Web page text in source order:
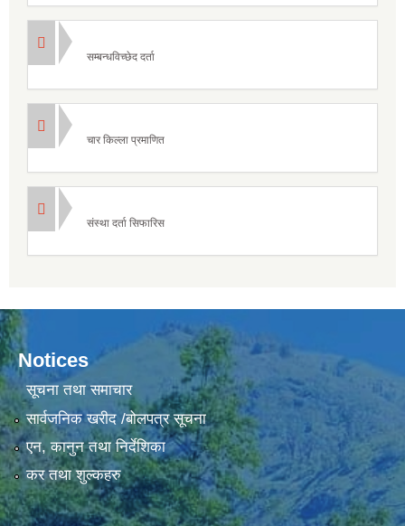
सम्बन्धविच्छेद दर्ता
चार किल्ला प्रमाणित
संस्था दर्ता सिफारिस
Notices
सूचना तथा समाचार
सार्वजनिक खरीद /बोलपत्र सूचना
एन, कानुन तथा निर्देशिका
कर तथा शुल्कहरु